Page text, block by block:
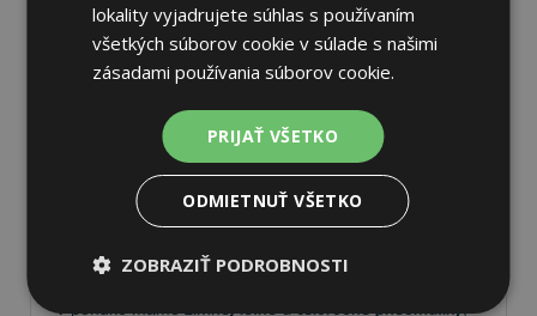
Pneumatiky
a úspornú jazdu. Na
nájdete široký výber
pneumatík pre rôzne typy vozidiel a jazdných
Ponúkameprémiové značky, akoContinental ,Barum
Michelin ,Pirelli,DunlopaNokian.
V ponuke máme zimné, letné a celoročné pneumatiky
lokality vyjadrujete súhlas s používaním
všetkých súborov cookie v súlade s našimi
zásadami používania súborov cookie.
PRIJAŤ VŠETKO
ODMIETNUŤ VŠETKO
ZOBRAZIŤ PODROBNOSTI